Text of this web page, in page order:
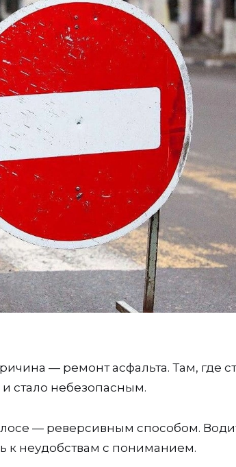
— ремонт асфальта. Там, где
стало небезопасным.
— реверсивным способом.
к неудобствам с пониманием.